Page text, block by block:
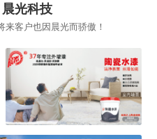
晨光科技
客户也因晨光而骄傲！